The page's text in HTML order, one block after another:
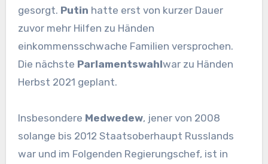
gesorgt. Putin hatte erst von kurzer Dauer
zuvor mehr Hilfen zu Händen
einkommensschwache Familien versprochen.
Die nächste Parlamentswahlwar zu Händen
Herbst 2021 geplant.
Insbesondere Medwedew, jener von 2008
solange bis 2012 Staatsoberhaupt Russlands
war und im Folgenden Regierungschef, ist in